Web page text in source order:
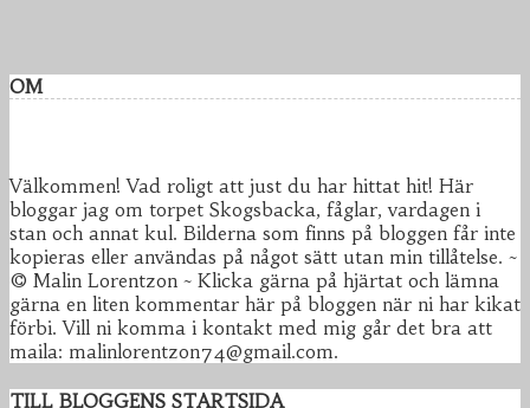
OM
Välkommen! Vad roligt att just du har hittat hit! Här
bloggar jag om torpet Skogsbacka, fåglar, vardagen i
stan och annat kul. Bilderna som finns på bloggen får inte
kopieras eller användas på något sätt utan min tillåtelse. ~
© Malin Lorentzon ~ Klicka gärna på hjärtat och lämna
gärna en liten kommentar här på bloggen när ni har kikat
förbi. Vill ni komma i kontakt med mig går det bra att
maila: malinlorentzon74@gmail.com.
TILL BLOGGENS STARTSIDA